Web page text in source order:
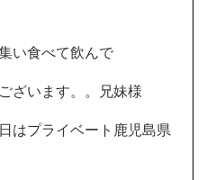
い食べて飲んで
ざいます。。兄妹様
はプライベート鹿児島県